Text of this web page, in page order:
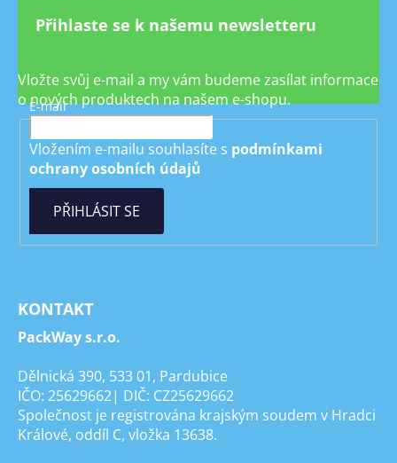
Přihlaste se k našemu newsletteru
Vložte svůj e-mail a my vám budeme zasílat informace
o nových produktech na našem e-shopu.
E-mail
Vložením e-mailu souhlasíte s podmínkami
ochrany osobních údajů
PŘIHLÁSIT SE
KONTAKT
PackWay s.r.o.
Dělnická 390, 533 01, Pardubice
IČO: 25629662| DIČ: CZ25629662
Společnost je registrována krajským soudem v Hradci
Králové, oddíl C, vložka 13638.